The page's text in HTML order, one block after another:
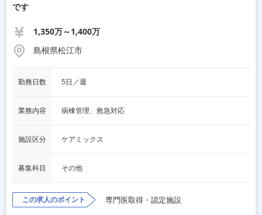
です
1,350万～1,400万
島根県松江市
勤務日数 5日／週
業務内容 病棟管理、救急対応
施設区分 ケアミックス
募集科目 その他
この求人のポイント 専門医取得・認定施設